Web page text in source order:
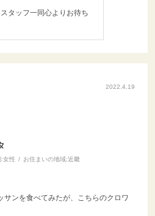
タッフ一同心よりお待ち
2022.4.19
:女性 お住まいの地域:近畿
サンを食べてみたが、こちらのクロワ